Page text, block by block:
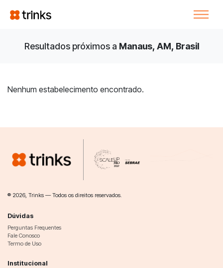
Resultados próximos a Manaus, AM, Brasil
Nenhum estabelecimento encontrado.
® 2026, Trinks — Todos os direitos reservados.
Dúvidas
Perguntas Frequentes
Fale Conosco
Termo de Uso
Institucional